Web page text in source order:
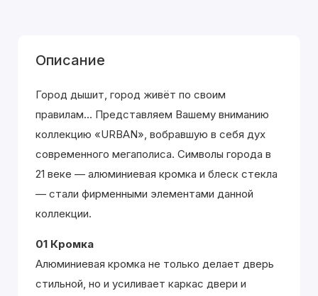
Описание
Город дышит, город живёт по своим
правилам... Представляем Вашему вниманию
коллекцию «URBAN», вобравшую в себя дух
современного мегаполиса. Символы города в
21 веке — алюминиевая кромка и блеск стекла
— стали фирменными элементами данной
коллекции.
01 Кромка
Алюминиевая кромка не только делает дверь
стильной, но и усиливает каркас двери и